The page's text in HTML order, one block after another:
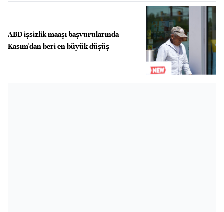
ABD işsizlik maaşı başvurularında
Kasım'dan beri en büyük düşüş